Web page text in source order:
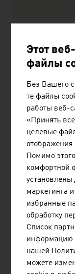
Источник:
Стекло,
Чугун, сталь,
трубы, литье
Цветные
легких и
Металлические
Расходы на
разработки
Отрасль
Этот
файлы
Без Вашего
те файлы
работы веб-
«Принять
целевые
отображения
Помимо
комфортной
установлены
маркетинга
избранные
обработку
Список
информацию
нашей
можете